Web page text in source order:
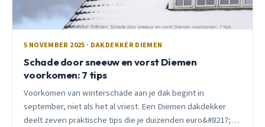
5 NOVEMBER 2025 · DAKDEKKER DIEMEN
Schade door sneeuw en vorst Diemen
voorkomen: 7 tips
Voorkomen van winterschade aan je dak begint in
september, niet als het al vriest. Een Diemen dakdekker
deelt zeven praktische tips die je duizenden euro&#8217;s